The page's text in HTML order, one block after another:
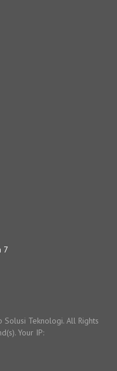
7
Teknologi. All Rights
Your IP: